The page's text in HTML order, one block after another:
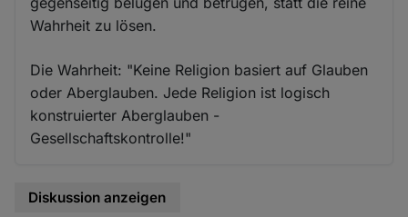
Wahrheit zu lösen.
Die Wahrheit: "Keine Religion basiert auf Glauben
oder Aberglauben. Jede Religion ist logisch
konstruierter Aberglauben -
Gesellschaftskontrolle!"
Diskussion anzeigen